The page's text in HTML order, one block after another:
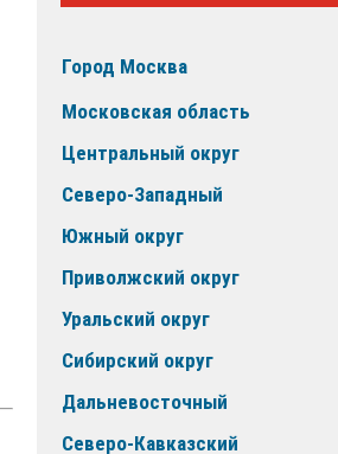
Город Москва
Московская область
Центральный округ
Северо-Западный
Южный округ
Приволжский округ
Уральский округ
Сибирский округ
Дальневосточный
Северо-Кавказский